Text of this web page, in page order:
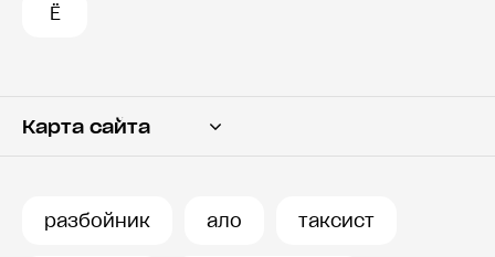
Ё
Карта сайта
разбойник ало таксист